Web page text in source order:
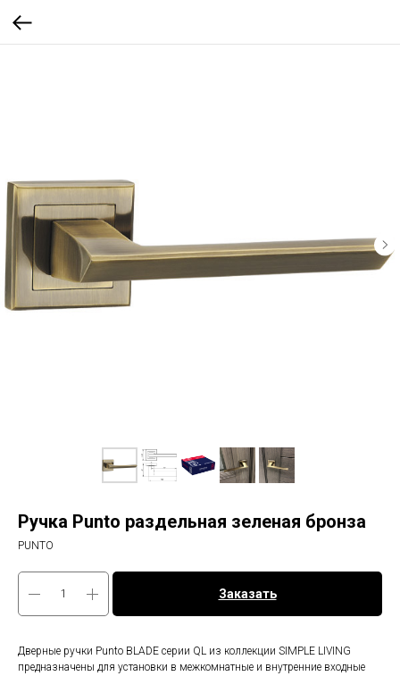
Ручка Punto раздельная зеленая бронза
PUNTO
Заказать
Дверные ручки Punto BLADE серии QL из коллекции SIMPLE LIVING
предназначены для установки в межкомнатные и внутренние входные